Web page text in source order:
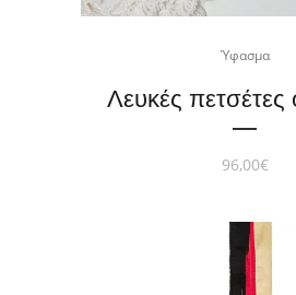
Ύφασμα
Λευκές πετσέτες
96,00€